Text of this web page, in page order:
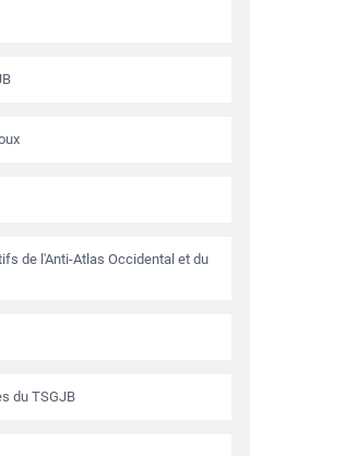
de l'Anti-Atlas Occidental et du
du TSGJB